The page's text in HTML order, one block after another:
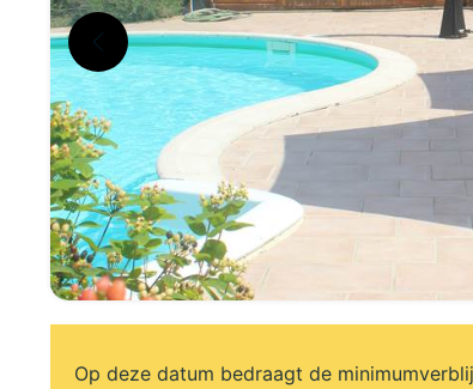
Op deze datum bedraagt de